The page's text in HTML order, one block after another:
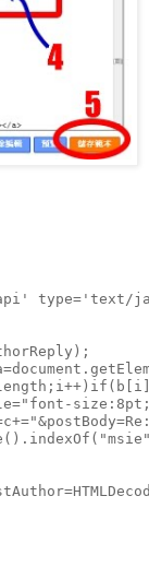
type='text/
size:8pt;